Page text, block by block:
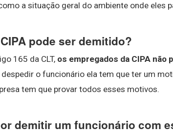
a situação geral do ambiente onde eles
pode ser demitido?
165 da CLT, os empregados da CIPA
despedir o funcionário ela tem que ter um
tem que provar todos esses motivos.
demitir um funcionário com